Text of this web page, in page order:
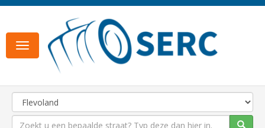
Toggle
navigation